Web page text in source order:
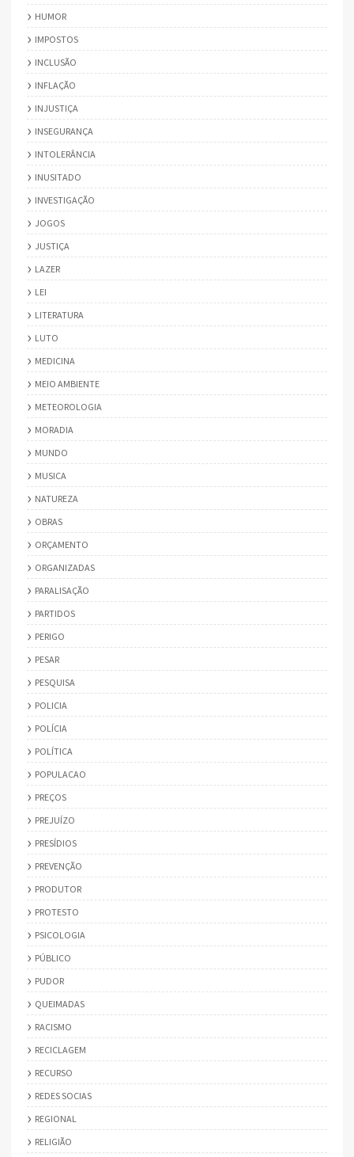
HUMOR
IMPOSTOS
INCLUSÃO
INFLAÇÃO
INJUSTIÇA
INSEGURANÇA
INTOLERÂNCIA
INUSITADO
INVESTIGAÇÃO
JOGOS
JUSTIÇA
LAZER
LEI
LITERATURA
LUTO
MEDICINA
MEIO AMBIENTE
METEOROLOGIA
MORADIA
MUNDO
MUSICA
NATUREZA
OBRAS
ORÇAMENTO
ORGANIZADAS
PARALISAÇÃO
PARTIDOS
PERIGO
PESAR
PESQUISA
POLICIA
POLÍCIA
POLÍTICA
POPULACAO
PREÇOS
PREJUÍZO
PRESÍDIOS
PREVENÇÃO
PRODUTOR
PROTESTO
PSICOLOGIA
PÚBLICO
PUDOR
QUEIMADAS
RACISMO
RECICLAGEM
RECURSO
REDES SOCIAS
REGIONAL
RELIGIÃO